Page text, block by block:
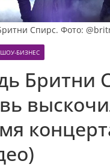
Спирс. Фото:
ШОУ-БИЗНЕС
Бритни